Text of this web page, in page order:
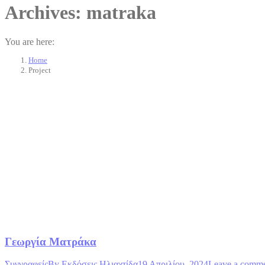
Archives: matraka
You are here:
Home
Project
Γεωργία Ματράκα